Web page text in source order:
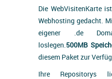
Die WebVisitenKarte
Webhosting gedacht.
eigener .de
loslegen.500MB
diesem Paket zur
Ihre Repositorys